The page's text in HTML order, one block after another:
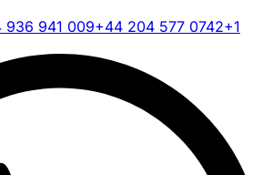
936 941 009+44 204 577 0742+1